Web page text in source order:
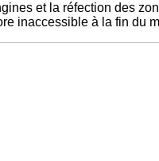
et la réfection des
inaccessible à la fin du